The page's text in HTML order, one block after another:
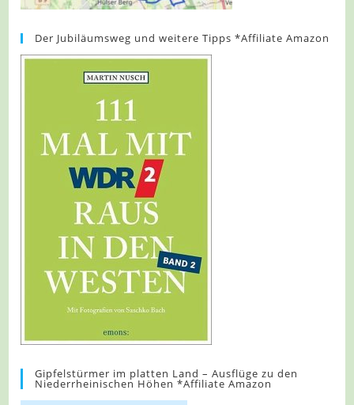
Der Jubiläumsweg und weitere Tipps *Affiliate Amazon
Gipfelstürmer im platten Land – Ausflüge zu den
Niederrheinischen Höhen *Affiliate Amazon